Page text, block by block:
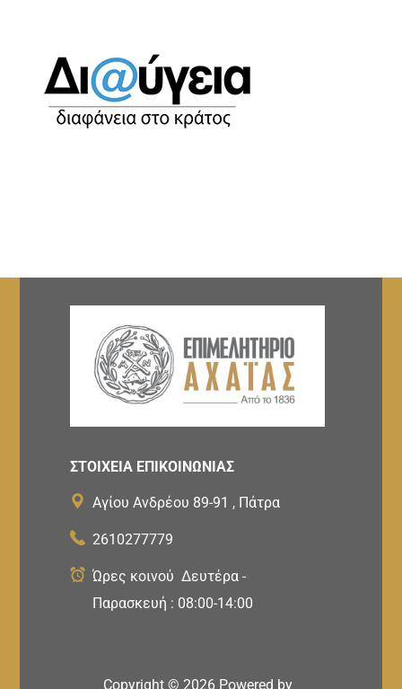
ΣΤΟΙΧΕΙΑ ΕΠΙΚΟΙΝΩΝΙΑΣ
Αγίου Ανδρέου 89-91 , Πάτρα
2610277779
Ώρες κοινού Δευτέρα -
Παρασκευή : 08:00-14:00
Copyright © 2026 Powered by